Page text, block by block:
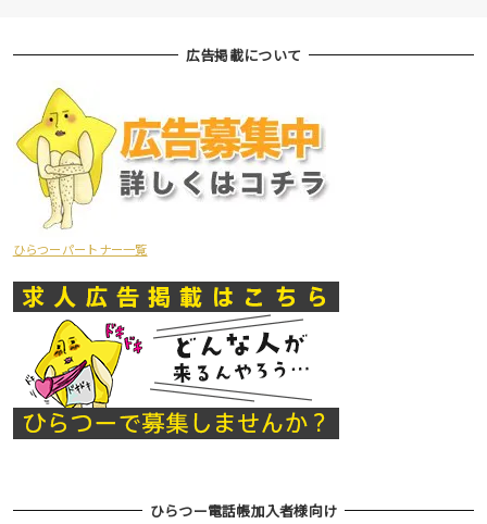
広告掲載について
ひらつーパートナー一覧
ひらつー電話帳加入者様向け